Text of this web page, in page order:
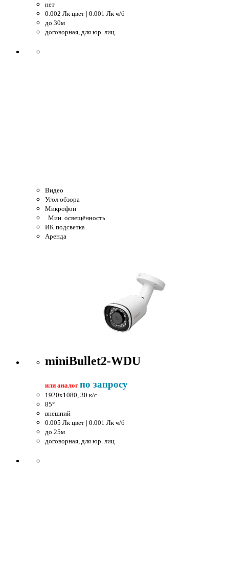
нет
0.002 Лк цвет | 0.001 Лк ч/б
до 30м
договорная, для юр. лиц
Видео
Угол обзора
Микрофон
Мин. освещённость
ИК подсветка
Аренда
miniBullet2-WDU
или аналог по запросу
1920x1080, 30 к/c
85°
внешний
0.005 Лк цвет | 0.001 Лк ч/б
до 25м
договорная, для юр. лиц